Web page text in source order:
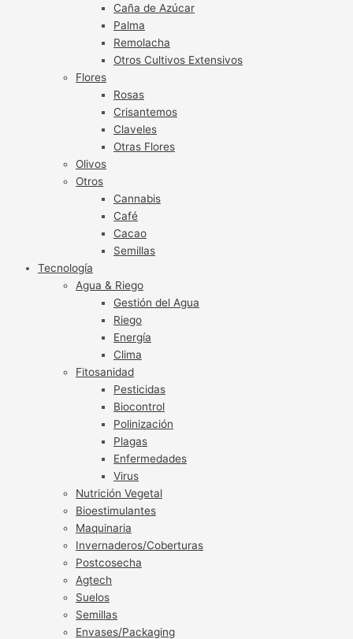
Caña de Azúcar
Palma
Remolacha
Otros Cultivos Extensivos
Flores
Rosas
Crisantemos
Claveles
Otras Flores
Olivos
Otros
Cannabis
Café
Cacao
Semillas
Tecnología
Agua & Riego
Gestión del Agua
Riego
Energía
Clima
Fitosanidad
Pesticidas
Biocontrol
Polinización
Plagas
Enfermedades
Virus
Nutrición Vegetal
Bioestimulantes
Maquinaria
Invernaderos/Coberturas
Postcosecha
Agtech
Suelos
Semillas
Envases/Packaging